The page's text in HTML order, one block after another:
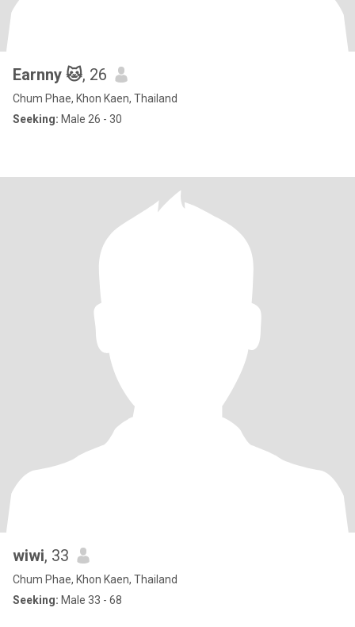
Earnny 🐱, 26
Chum Phae, Khon Kaen, Thailand
Seeking: Male 26 - 30
wiwi, 33
Chum Phae, Khon Kaen, Thailand
Seeking: Male 33 - 68